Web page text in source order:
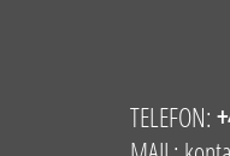
TELEFON: